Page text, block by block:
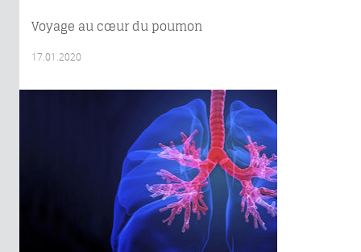
Voyage au cœur du poumon
17.01.2020